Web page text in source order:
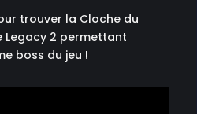
trouver la Cloche du
Legacy 2 permettant
boss du jeu !